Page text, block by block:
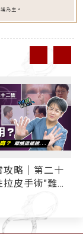
為主。
攻略｜第二十
皮手術"難度
拉皮方式 抬頭
、法令紋才有